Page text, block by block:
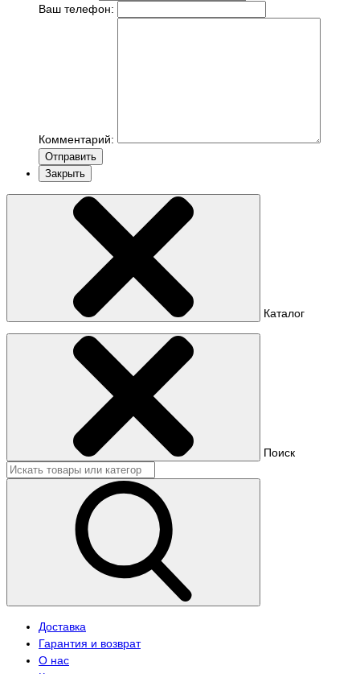
Ваш телефон:
Комментарий:
Отправить
Закрыть
Каталог
Поиск
Доставка
Гарантия и возврат
О нас